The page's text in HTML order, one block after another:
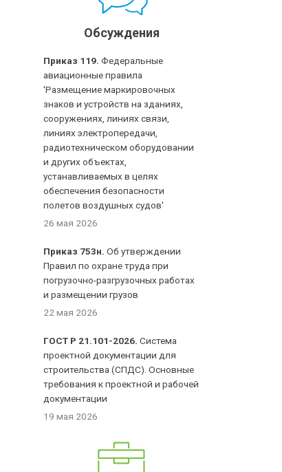
Обсуждения
Приказ 119. Федеральные
авиационные правила
'Размещение маркировочных
знаков и устройств на зданиях,
сооружениях, линиях связи,
линиях электропередачи,
радиотехническом оборудовании
и других объектах,
устанавливаемых в целях
обеспечения безопасности
полетов воздушных судов'
26 мая 2026
Приказ 753н. Об утверждении
Правил по охране труда при
погрузочно-разгрузочных работах
и размещении грузов
22 мая 2026
ГОСТ Р 21.101-2026. Система
проектной документации для
строительства (СПДС). Основные
требования к проектной и рабочей
документации
19 мая 2026